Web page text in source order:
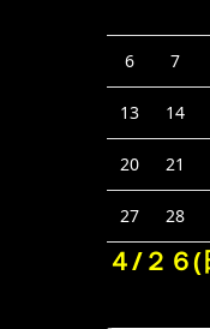
6 7
13 14
20 21
27 28
４/２６